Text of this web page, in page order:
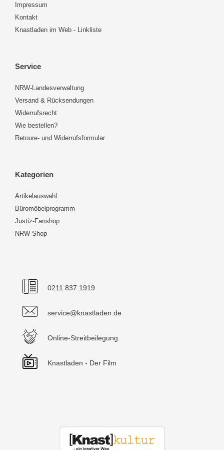
Impressum
Kontakt
Knastladen im Web - Linkliste
Service
NRW-Landesverwaltung
Versand & Rücksendungen
Widerrufsrecht
Wie bestellen?
Retoure- und Widerrufsformular
Kategorien
Artikelauswahl
Büromöbelprogramm
Justiz-Fanshop
NRW-Shop
0211 837 1919
service@knastladen.de
Online-Streitbeilegung
Knastladen - Der Film